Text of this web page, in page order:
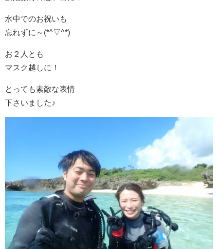
水中でのお祝いも
忘れずに～(*^▽^*)
お２人とも
マスク越しに！
とっても素敵な表情
下さいました♪